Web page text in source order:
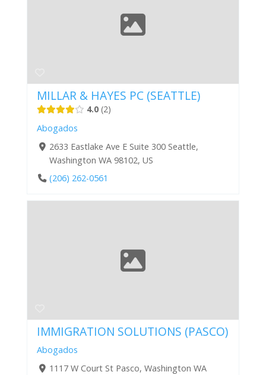
MILLAR & HAYES PC (SEATTLE)
4.0 2
Abogados
2633 Eastlake Ave E Suite 300 Seattle,
Washington WA 98102, US
(206) 262-0561
IMMIGRATION SOLUTIONS (PASCO)
Abogados
1117 W Court St Pasco, Washington WA